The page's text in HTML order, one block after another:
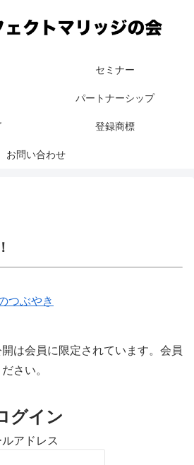
セミナー
パートナーシップ
登録商標
お問い合わせ
つぶやき
は会員に限定されています。会員
さい。
グイン
アドレス